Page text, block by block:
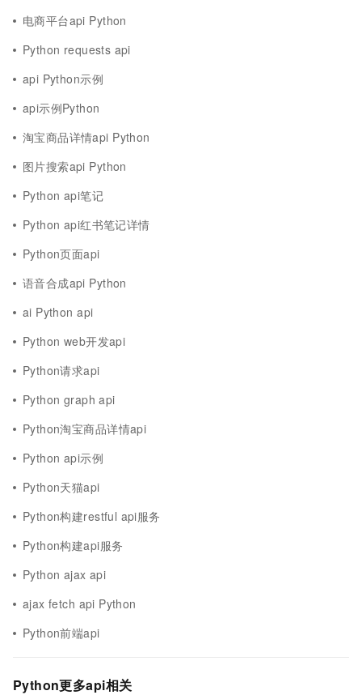
电商平台api Python
Python requests api
api Python示例
api示例Python
淘宝商品详情api Python
图片搜索api Python
Python api笔记
Python api红书笔记详情
Python页面api
语音合成api Python
ai Python api
Python web开发api
Python请求api
Python graph api
Python淘宝商品详情api
Python api示例
Python天猫api
Python构建restful api服务
Python构建api服务
Python ajax api
ajax fetch api Python
Python前端api
Python更多api相关